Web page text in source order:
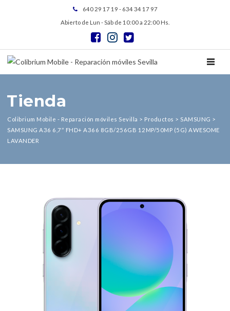
640 29 17 19 - 634 34 17 97
Abierto de Lun - Sáb de 10:00 a 22:00 Hs.
Tienda
Colibrium Mobile - Reparación móviles Sevilla > Productos > SAMSUNG >
SAMSUNG A36 6,7″ FHD+ A366 8GB/256GB 12MP/50MP (5G) AWESOME
LAVANDER